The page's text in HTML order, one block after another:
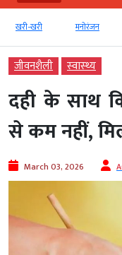
खरी-खरी मनोरंजन
जीवनशैली स्‍वास्‍थ्‍य
दही के साथ
से कम नहीं,
March 03, 2026